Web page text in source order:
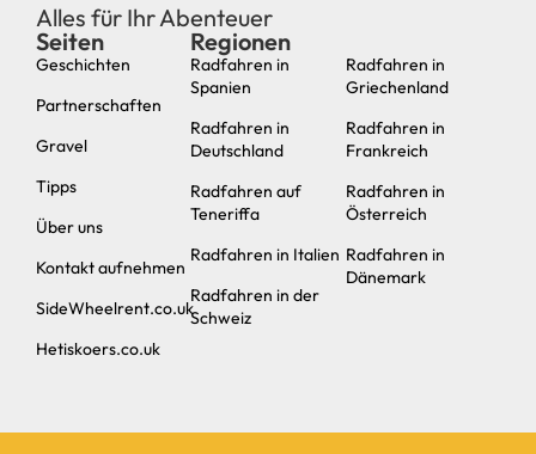
Alles für Ihr Abenteuer
Seiten
Geschichten
Partnerschaften
Gravel
Tipps
Über uns
Kontakt aufnehmen
SideWheelrent.co.uk
Hetiskoers.co.uk
Regionen
Radfahren in
Spanien
Radfahren in
Deutschland
Radfahren auf
Teneriffa
Radfahren in Italien
Radfahren in der
Schweiz
Radfahren in
Griechenland
Radfahren in
Frankreich
Radfahren in
Österreich
Radfahren in
Dänemark